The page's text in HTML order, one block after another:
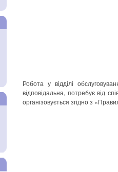
Робота у відділі
відповідальна, потребує від
організовується згідно з